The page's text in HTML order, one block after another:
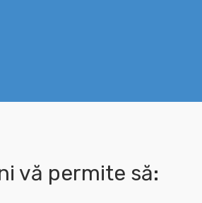
vă permite să: